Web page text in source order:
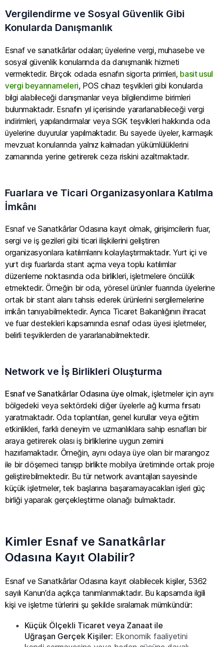
Vergilendirme ve Sosyal Güvenlik Gibi
Konularda Danışmanlık
Esnaf ve sanatkârlar odaları; üyelerine vergi, muhasebe ve
sosyal güvenlik konularında da danışmanlık hizmeti
vermektedir. Birçok odada esnafın sigorta primleri, basit usul
vergi beyannameleri, POS cihazı teşvikleri gibi konularda
bilgi alabileceği danışmanlar veya bilgilendirme birimleri
bulunmaktadır. Esnafın yıl içerisinde yararlanabileceği vergi
indirimleri, yapılandırmalar veya SGK teşvikleri hakkında oda
üyelerine duyurular yapılmaktadır. Bu sayede üyeler, karmaşık
mevzuat konularında yalnız kalmadan yükümlülüklerini
zamanında yerine getirerek ceza riskini azaltmaktadır.
Fuarlara ve Ticari Organizasyonlara Katılma
İmkânı
Esnaf ve Sanatkârlar Odasına kayıt olmak, girişimcilerin fuar,
sergi ve iş gezileri gibi ticari ilişkilerini geliştiren
organizasyonlara katılımlarını kolaylaştırmaktadır. Yurt içi ve
yurt dışı fuarlarda stant açma veya toplu katılımlar
düzenleme noktasında oda birlikleri, işletmelere öncülük
etmektedir. Örneğin bir oda, yöresel ürünler fuarında üyelerine
ortak bir stant alanı tahsis ederek ürünlerini sergilemelerine
imkân tanıyabilmektedir. Ayrıca Ticaret Bakanlığının ihracat
ve fuar destekleri kapsamında esnaf odası üyesi işletmeler,
belirli teşviklerden de yararlanabilmektedir.
Network ve İş Birlikleri Oluşturma
Esnaf ve Sanatkârlar Odasına üye olmak, işletmeler için aynı
bölgedeki veya sektördeki diğer üyelerle ağ kurma fırsatı
yaratmaktadır. Oda toplantıları, genel kurullar veya eğitim
etkinlikleri, farklı deneyim ve uzmanlıklara sahip esnafları bir
araya getirerek olası iş birliklerine uygun zemini
hazırlamaktadır. Örneğin, aynı odaya üye olan bir marangoz
ile bir döşemeci tanışıp birlikte mobilya üretiminde ortak proje
geliştirebilmektedir. Bu tür network avantajları sayesinde
küçük işletmeler, tek başlarına başaramayacakları işleri güç
birliği yaparak gerçekleştirme olanağı bulmaktadır.
Kimler Esnaf ve Sanatkârlar
Odasına Kayıt Olabilir?
Esnaf ve Sanatkârlar Odasına kayıt olabilecek kişiler, 5362
sayılı Kanun’da açıkça tanımlanmaktadır. Bu kapsamda ilgili
kişi ve işletme türlerini şu şekilde sıralamak mümkündür:
Küçük Ölçekli Ticaret veya Zanaat ile
Uğraşan Gerçek Kişiler: Ekonomik faaliyetini